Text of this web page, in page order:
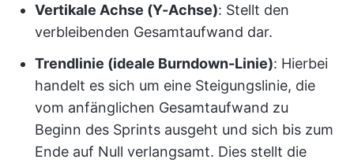
Vertikale Achse (Y-Achse): Stellt den
verbleibenden Gesamtaufwand dar.
Trendlinie (ideale Burndown-Linie): Hierbei
handelt es sich um eine Steigungslinie, die
vom anfänglichen Gesamtaufwand zu
Beginn des Sprints ausgeht und sich bis zum
Ende auf Null verlangsamt. Dies stellt die